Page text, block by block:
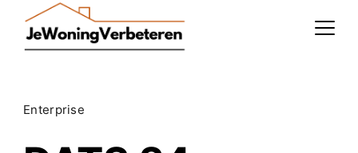
Enterprise